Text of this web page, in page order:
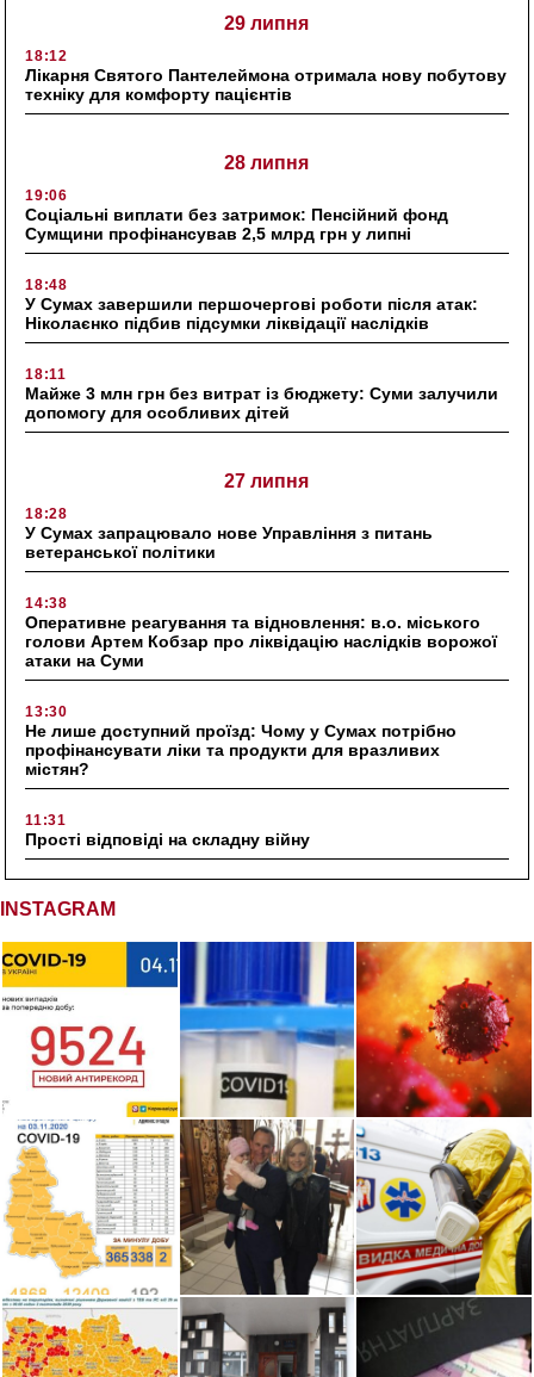
29 липня
18:12
Лікарня Святого Пантелеймона отримала нову побутову
техніку для комфорту пацієнтів
28 липня
19:06
Соціальні виплати без затримок: Пенсійний фонд
Сумщини профінансував 2,5 млрд грн у липні
18:48
У Сумах завершили першочергові роботи після атак:
Ніколаєнко підбив підсумки ліквідації наслідків
18:11
Майже 3 млн грн без витрат із бюджету: Суми залучили
допомогу для особливих дітей
27 липня
18:28
У Сумах запрацювало нове Управління з питань
ветеранської політики
14:38
Оперативне реагування та відновлення: в.о. міського
голови Артем Кобзар про ліквідацію наслідків ворожої
атаки на Суми
13:30
Не лише доступний проїзд: Чому у Сумах потрібно
профінансувати ліки та продукти для вразливих
містян?
11:31
Прості відповіді на складну війну
INSTAGRAM